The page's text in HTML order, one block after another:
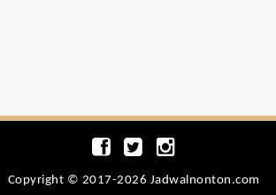
Copyright © 2017-2026 Jadwalnonton.com